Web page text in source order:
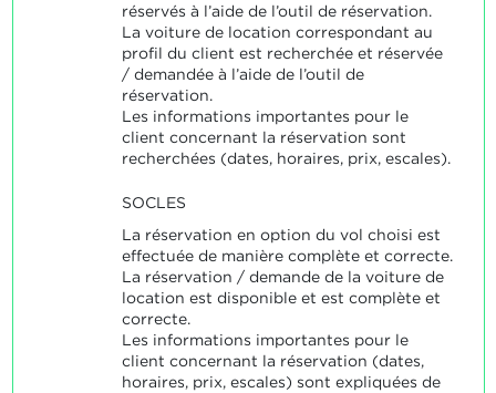
réservés à l’aide de l’outil de réservation.
La voiture de location correspondant au
profil du client est recherchée et réservée
/ demandée à l’aide de l’outil de
réservation.
Les informations importantes pour le
client concernant la réservation sont
recherchées (dates, horaires, prix, escales).
SOCLES
La réservation en option du vol choisi est
effectuée de manière complète et correcte.
La réservation / demande de la voiture de
location est disponible et est complète et
correcte.
Les informations importantes pour le
client concernant la réservation (dates,
horaires, prix, escales) sont expliquées de